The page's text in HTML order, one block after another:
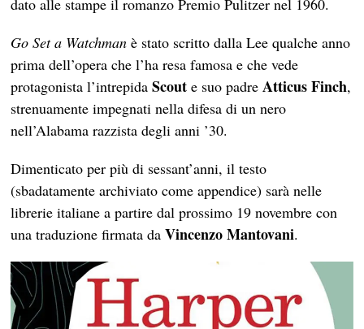
dato alle stampe il romanzo Premio Pulitzer nel 1960.
Go Set a Watchman è stato scritto dalla Lee qualche anno
prima dell’opera che l’ha resa famosa e che vede
protagonista l’intrepidaScout e suo padreAtticus Finch,
strenuamente impegnati nella difesa di un nero
nell’Alabama razzista degli anni ’30.
Dimenticato per più di sessant’anni, il testo
(sbadatamente archiviato come appendice) sarà nelle
librerie italiane a partire dal prossimo 19 novembre con
una traduzione firmata daVincenzo Mantovani.